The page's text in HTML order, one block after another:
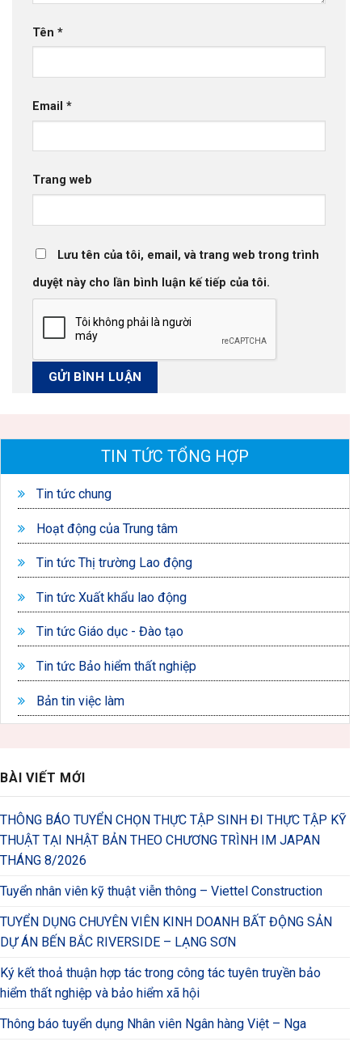
Tên *
Email *
Trang web
Lưu tên của tôi, email, và trang web trong trình
duyệt này cho lần bình luận kế tiếp của tôi.
TIN TỨC TỔNG HỢP
Tin tức chung
Hoạt động của Trung tâm
Tin tức Thị trường Lao động
Tin tức Xuất khẩu lao động
Tin tức Giáo dục - Đào tạo
Tin tức Bảo hiểm thất nghiệp
Bản tin việc làm
BÀI VIẾT MỚI
THÔNG BÁO TUYỂN CHỌN THỰC TẬP SINH ĐI THỰC TẬP KỸ
THUẬT TẠI NHẬT BẢN THEO CHƯƠNG TRÌNH IM JAPAN
THÁNG 8/2026
Tuyển nhân viên kỹ thuật viễn thông – Viettel Construction
TUYỂN DỤNG CHUYÊN VIÊN KINH DOANH BẤT ĐỘNG SẢN
DỰ ÁN BẾN BẮC RIVERSIDE – LẠNG SƠN
Ký kết thoả thuận hợp tác trong công tác tuyên truyền bảo
hiểm thất nghiệp và bảo hiểm xã hội
Thông báo tuyển dụng Nhân viên Ngân hàng Việt – Nga